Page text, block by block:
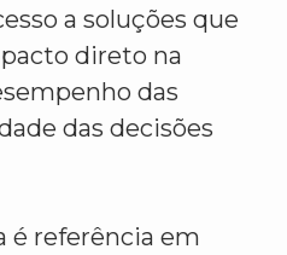
a soluções que
direto na
das
das decisões
é referência em